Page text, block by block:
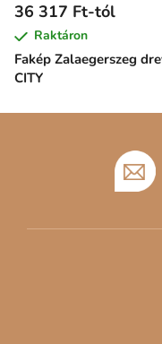
Fakép Zalaegerszeg
CITY
36 317 Ft-tól
Raktáron